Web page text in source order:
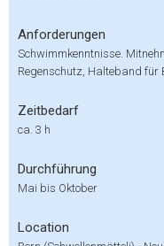
Anforderungen
Schwimmkenntnisse.
Regenschutz, Halteband für
Zeitbedarf
ca. 3 h
Durchführung
Mai bis Oktober
Location